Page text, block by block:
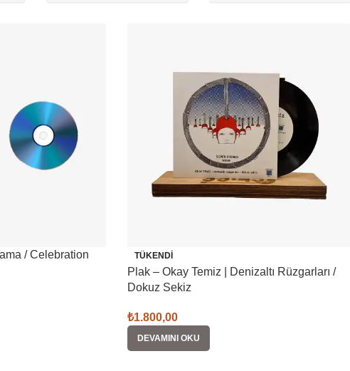
/ Celebration TÜKENDI
Plak – Okay Temiz | Denizaltı Rüzgarları /
Dokuz Sekiz
₺1.800,00
DEVAMINI OKU